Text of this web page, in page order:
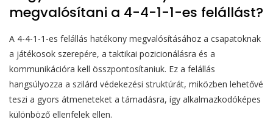
megvalósítani a 4-4-1-1-es felállást?
A 4-4-1-1-es felállás hatékony megvalósításához a csapatoknak
a játékosok szerepére, a taktikai pozicionálásra és a
kommunikációra kell összpontosítaniuk. Ez a felállás
hangsúlyozza a szilárd védekezési struktúrát, miközben lehetővé
teszi a gyors átmeneteket a támadásra, így alkalmazkodóképes
különböző ellenfelek ellen.